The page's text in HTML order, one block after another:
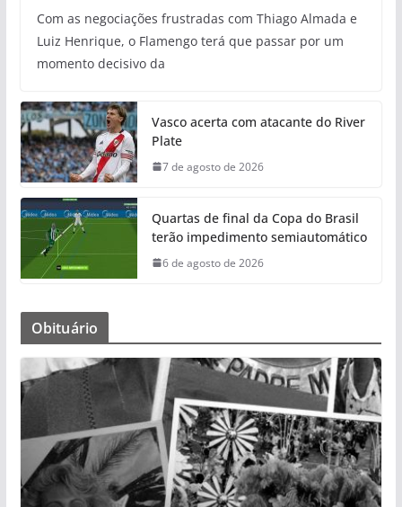
Com as negociações frustradas com Thiago Almada e
Luiz Henrique, o Flamengo terá que passar por um
momento decisivo da
Vasco acerta com atacante do River
Plate
7 de agosto de 2026
Quartas de final da Copa do Brasil
terão impedimento semiautomático
6 de agosto de 2026
Obituário